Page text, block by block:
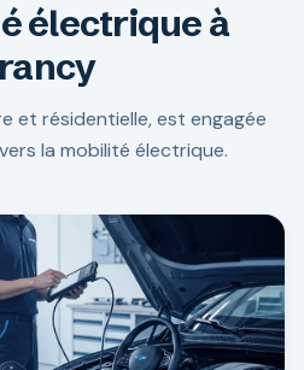
électrique à
et résidentielle, est engagée
la mobilité électrique.